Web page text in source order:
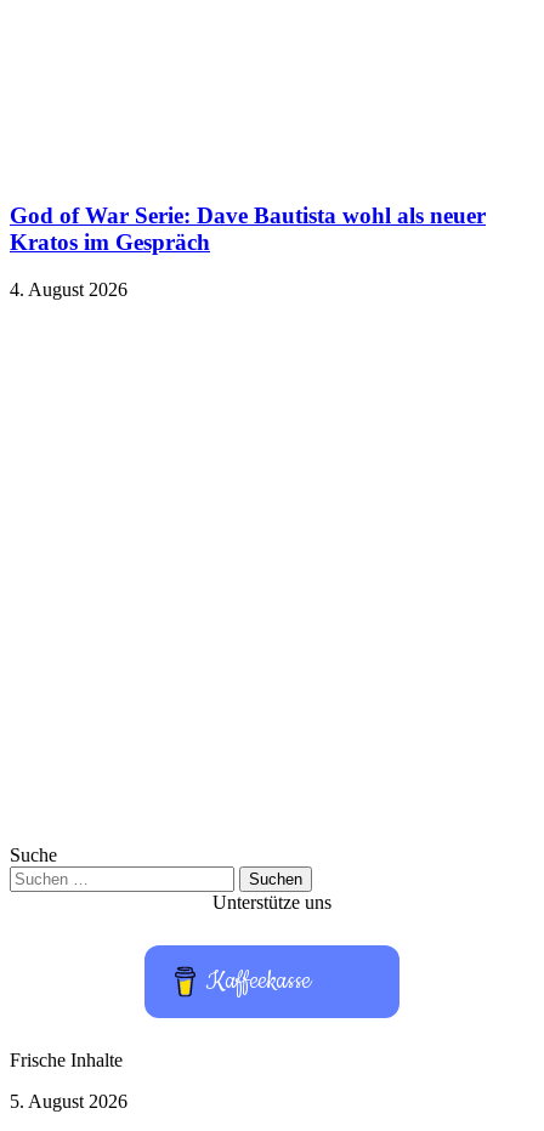
God of War Serie: Dave Bautista wohl als neuer
Kratos im Gespräch
4. August 2026
Suche
Suchen
nach:
Unterstütze uns
Kaffeekasse
Frische Inhalte
Milestone
5. August 2026